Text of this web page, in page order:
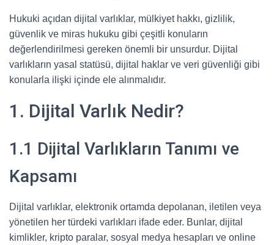
Hukuki açıdan dijital varlıklar, mülkiyet hakkı, gizlilik,
güvenlik ve miras hukuku gibi çeşitli konuların
değerlendirilmesi gereken önemli bir unsurdur. Dijital
varlıkların yasal statüsü, dijital haklar ve veri güvenliği gibi
konularla ilişki içinde ele alınmalıdır.
1. Dijital Varlık Nedir?
1.1 Dijital Varlıkların Tanımı ve
Kapsamı
Dijital varlıklar, elektronik ortamda depolanan, iletilen veya
yönetilen her türdeki varlıkları ifade eder. Bunlar, dijital
kimlikler, kripto paralar, sosyal medya hesapları ve online